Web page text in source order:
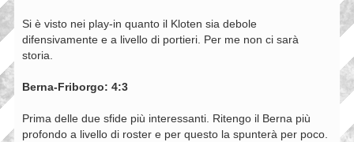
Si è visto nei play-in quanto il Kloten sia debole
difensivamente e a livello di portieri. Per me non ci sarà
storia.
Berna-Friborgo: 4:3
Prima delle due sfide più interessanti. Ritengo il Berna più
profondo a livello di roster e per questo la spunterà per poco.